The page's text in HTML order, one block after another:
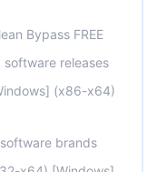
Bypass FREE
releases
(x86-x64)
brands